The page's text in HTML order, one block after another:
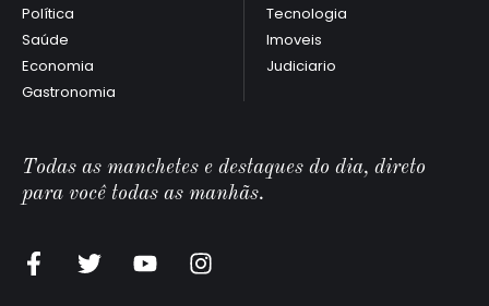
Política
Saúde
Economia
Gastronomia
Tecnologia
Imoveis
Judiciario
Todas as manchetes e destaques do dia, direto
para você todas as manhãs.